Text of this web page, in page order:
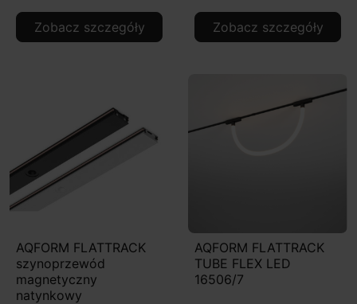
Zobacz szczegóły Zobacz szczegóły
AQFORM FLATTRACK
szynoprzewód
magnetyczny
natynkowy
AQFORM FLATTRACK
TUBE FLEX LED
16506/7